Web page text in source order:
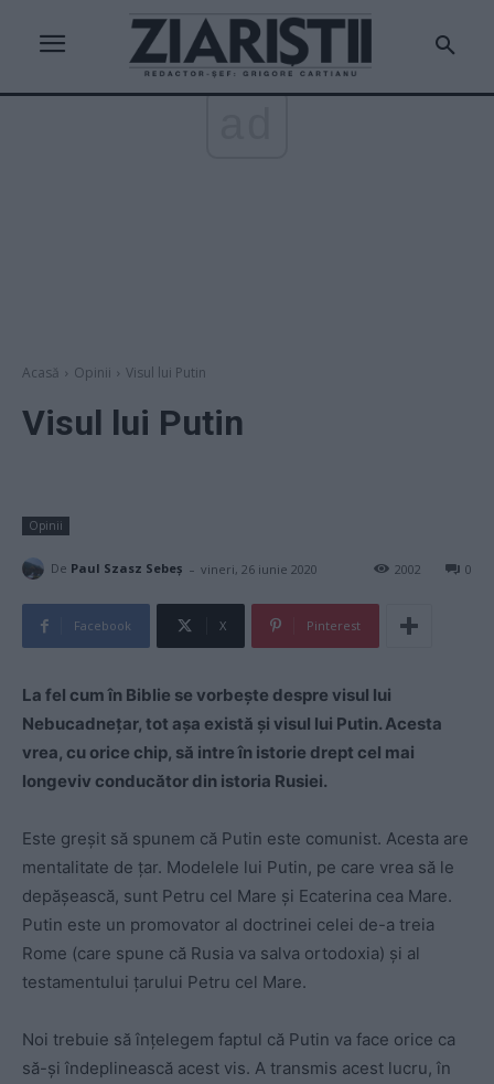
Acasă Opinii Visul lui Putin
Visul lui Putin
Opinii
De Paul Szasz Sebeș - vineri, 26 iunie 2020 0
2002
Facebook X Pinterest
La fel cum în Biblie se vorbește despre visul lui
Nebucadnețar, tot așa există și visul lui Putin. Acesta
vrea, cu orice chip, să intre în istorie drept cel mai
longeviv conducător din istoria Rusiei.
Este greșit să spunem că Putin este comunist. Acesta are
mentalitate de țar. Modelele lui Putin, pe care vrea să le
depășească, sunt Petru cel Mare și Ecaterina cea Mare.
Putin este un promovator al doctrinei celei de-a treia
Rome (care spune că Rusia va salva ortodoxia) și al
testamentului țarului Petru cel Mare.
Noi trebuie să înțelegem faptul că Putin va face orice ca
să-și îndeplinească acest vis. A transmis acest lucru, în